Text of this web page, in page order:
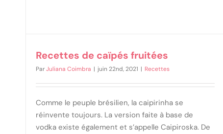
Recettes de caïpés fruitées
ParJuliana Coimbra | juin 22nd, 2021 | Recettes
Comme le peuple brésilien, la caipirinha se
réinvente toujours. La version faite à base de
vodka existe également et s’appelle Caipiroska. De